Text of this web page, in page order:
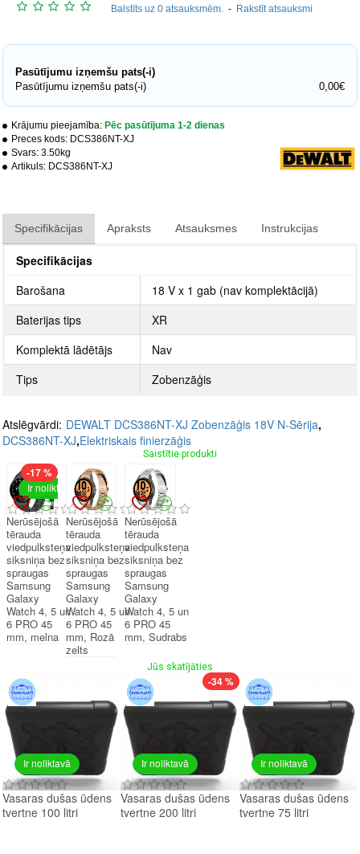
Krājumu pieejamība: Pēc pasūtījuma 1-2 dienas
Preces kods: DCS386NT-XJ
Svars: 3.50kg
Artikuls: DCS386NT-XJ
Balstīts uz 0 atsauksmēm. - Rakstīt atsauksmi
Pasūtījumu izņemšu pats(-i)
Pasūtījumu izņemšu pats(-i)
0,00€
Specifikācijas Apraksts Atsauksmes Instrukcijas
Specifikācijas
Barošana
18 V x 1 gab (nav komplektācijā)
Baterijas tips
XR
Komplektā lādētājs
Nav
Tips
Zobenzāģis
Atslēgvārdi: DEWALT DCS386NT-XJ Zobenzāģis 18V N-Sērija,
DCS386NT-XJ,Elektriskais finierzāģis
Saistītie produkti
Ir noliktavā
-17 %
Nerūsējošā
tērauda
viedpulksteņa
siksniņa bez
spraugas
Samsung
Galaxy
Watch 4, 5 un
6 PRO 45
mm, melna
Nerūsējošā
tērauda
viedpulksteņa
siksniņa bez
spraugas
Samsung
Galaxy
Watch 4, 5 un
6 PRO 45
mm, Rozā
zelts
Nerūsējošā
tērauda
viedpulksteņa
siksniņa bez
spraugas
Samsung
Galaxy
Watch 4, 5 un
6 PRO 45
mm, Sudrabs
Jūs skatījāties
Ir noliktavā
Vasaras dušas ūdens
tvertne 100 litri
Ir noliktavā
-34 %
Vasaras dušas ūdens
tvertne 200 litri
Ir noliktavā
Vasaras dušas ūdens
tvertne 75 litri